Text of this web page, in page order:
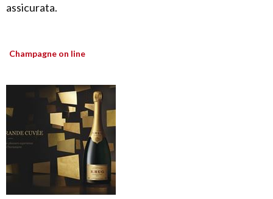
assicurata.
Champagne on line